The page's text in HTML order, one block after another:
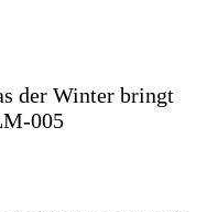
der Winter bringt
005